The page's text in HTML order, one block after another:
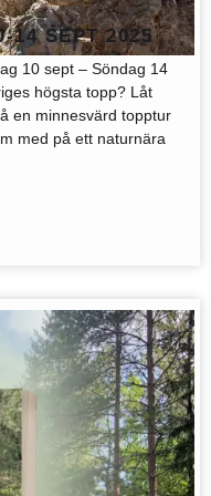
14 SEPT 2025
10 sept – Söndag 14
högsta topp? Låt
en minnesvärd topptur
med på ett naturnära